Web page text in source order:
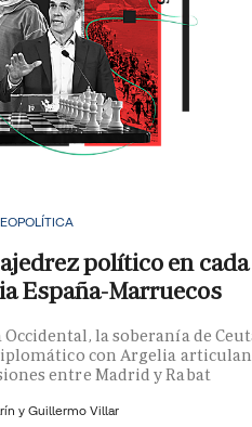
político en cada
España-Marruecos
la soberanía de
con Argelia articulan
entre Madrid y Rabat
y Guillermo Villar